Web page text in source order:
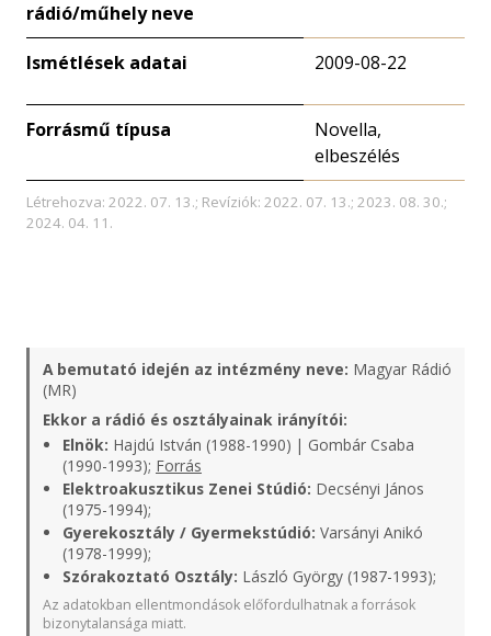
rádió/műhely neve
Ismétlések adatai 2009-08-22
Forrásmű típusa
Novella,
elbeszélés
Létrehozva: 2022. 07. 13.; Revíziók: 2022. 07. 13.; 2023. 08. 30.;
2024. 04. 11.
A bemutató idején az intézmény neve: Magyar Rádió
(MR)
Ekkor a rádió és osztályainak irányítói:
Elnök: Hajdú István (1988-1990) | Gombár Csaba
(1990-1993); Forrás
Elektroakusztikus Zenei Stúdió: Decsényi János
(1975-1994);
Gyerekosztály / Gyermekstúdió: Varsányi Anikó
(1978-1999);
Szórakoztató Osztály: László György (1987-1993);
Az adatokban ellentmondások előfordulhatnak a források
bizonytalansága miatt.